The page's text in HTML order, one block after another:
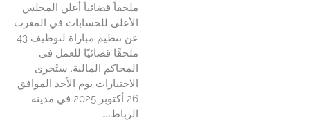
ملحقاً قضائياً أعلن المجلس
الأعلى للحسابات في المغرب
عن تنظيم مباراة لتوظيف 43
ملحقًا قضائيًا للعمل في
المحاكم المالية. ستُجرى
الاختبارات يوم الأحد الموافق
26 أكتوبر 2025 في مدينة
الرباط،…